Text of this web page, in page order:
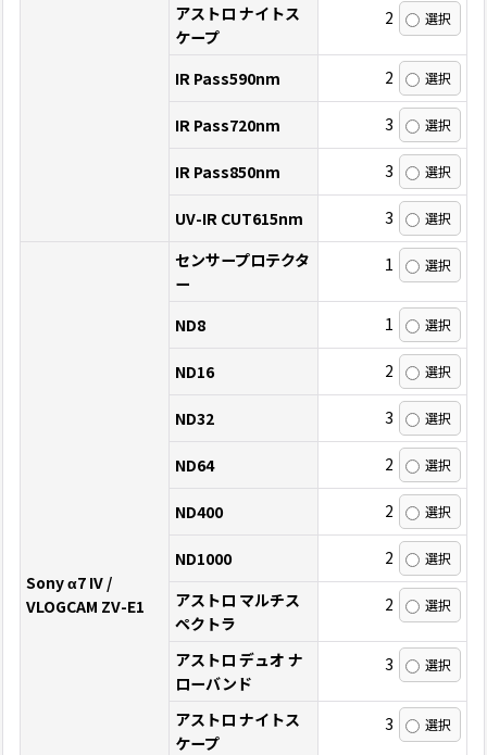
アストロ ナイトス
ケープ
2
IR Pass590nm 2
IR Pass720nm 3
IR Pass850nm 3
UV-IR CUT615nm 3
Sony α7 IV /
VLOGCAM ZV-E1
センサープロテクタ
ー
1
ND8 1
ND16 2
ND32 3
ND64 2
ND400 2
ND1000
2
アストロ マルチス
ペクトラ
2
アストロ デュオ ナ
ローバンド
3
アストロ ナイトス
ケープ
3